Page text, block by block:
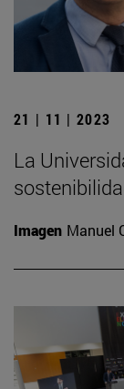
21 | 11 | 2023
La
Imagen Manuel